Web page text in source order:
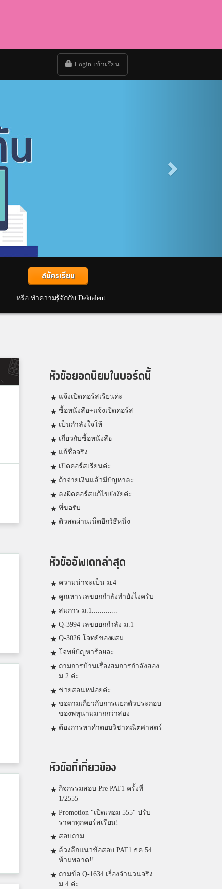
Login เข้าเรียน
สมัครเรียน
หรือ ทำความรู้จักกับ Dektalent
หัวข้อยอดนิยมในบอร์ดนี้
แจ้งเปิดคอร์สเรียนค่ะ
ซื้อหนังสือ+แจ้งเปิดคอร์ส
เป็นกำลังใจให้
เกี่ยวกับซื้อหนังสือ
แก้ชื่อจริง
เปิดคอร์สเรียนค่ะ
ถ้าจ่ายเงินแล้วมีปัญหาละ
ลงผิดคอร์สแก้ไขยังงัยค่ะ
พี่ขอรับ
ติวสดผ่านเน็ตอีกวิธีหนึ่ง
หัวข้ออัพเดทล่าสุด
ความน่าจะเป็น ม.4
คูณหารเลขยกกำลังทำยังไงครับ
สมการ ม.1.............
Q-3994 เลขยยกกำลัง ม.1
Q-3026 โจทย์ของผสม
โจทย์ปัญหาร้อยละ
ถามการบ้านเรื่องสมการกำลังสอง
ม.2 ค่ะ
ช่วยสอนหน่อยค่ะ
ขอถามเกี่ยวกับการเเยกตัวประกอบ
ของพหุนามมากกว่าสอง
ต้องการหาคำตอบวิชาคณิตศาสตร์
หัวข้อที่เกี่ยวข้อง
กิจกรรมสอบ Pre PAT1 ครั้งที่
1/2555
Promotion "เปิดเทอม 555" ปรับ
ราคาทุกคอร์สเรียน!
สอบถาม
ล้วงลึกแนวข้อสอบ PAT1 ธค 54
ห้ามพลาด!!
ถามข้อ Q-1634 เรื่องจำนวนจริง
ม.4 ค่ะ